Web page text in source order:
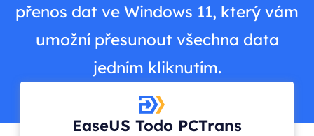
přenos dat ve Windows 11, který vám
umožní přesunout všechna data
jedním kliknutím.
EaseUS Todo PCTrans